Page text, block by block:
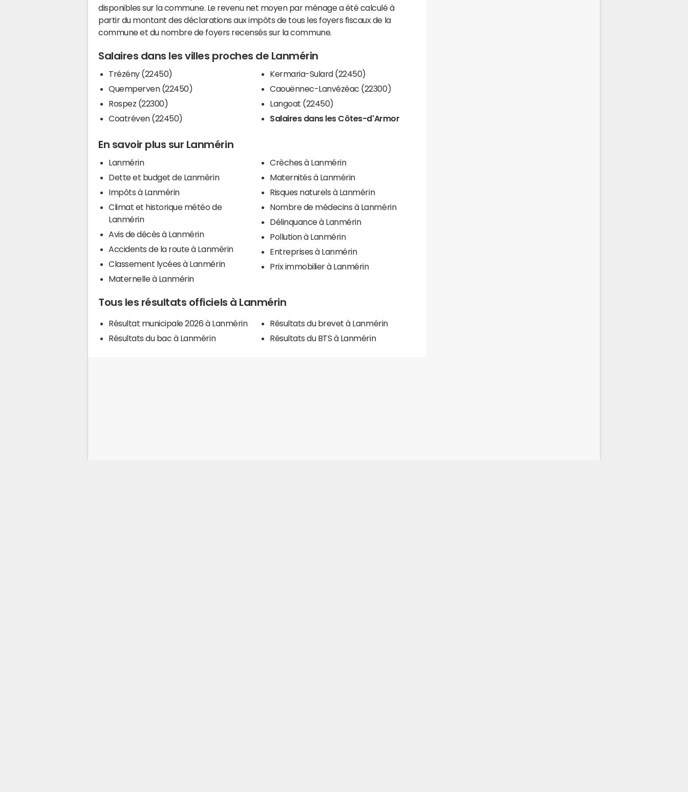
disponibles sur la commune. Le revenu net moyen par ménage a été calculé à
partir du montant des déclarations aux impôts de tous les foyers fiscaux de la
commune et du nombre de foyers recensés sur la commune.
Salaires dans les villes proches de Lanmérin
Trézény (22450)
Quemperven (22450)
Rospez (22300)
Coatréven (22450)
Kermaria-Sulard (22450)
Caouënnec-Lanvézéac (22300)
Langoat (22450)
Salaires dans les Côtes-d'Armor
En savoir plus sur Lanmérin
Lanmérin
Dette et budget de Lanmérin
Impôts à Lanmérin
Climat et historique météo de
Lanmérin
Avis de décès à Lanmérin
Accidents de la route à Lanmérin
Classement lycées à Lanmérin
Maternelle à Lanmérin
Crèches à Lanmérin
Maternités à Lanmérin
Risques naturels à Lanmérin
Nombre de médecins à Lanmérin
Délinquance à Lanmérin
Pollution à Lanmérin
Entreprises à Lanmérin
Prix immobilier à Lanmérin
Tous les résultats officiels à Lanmérin
Résultat municipale 2026 à Lanmérin
Résultats du bac à Lanmérin
Résultats du brevet à Lanmérin
Résultats du BTS à Lanmérin